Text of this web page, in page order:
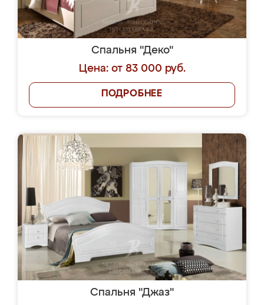
Спальня "Деко"
Цена: от 83 000 руб.
ПОДРОБНЕЕ
Спальня "Джаз"